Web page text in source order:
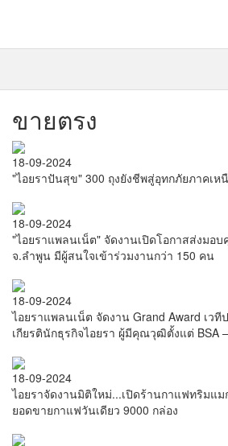
ขายตรง
18-09-2024
"ไอยราปันสุข" 300 ถุงยังชีพสู่อุทกภัยภาคเห
18-09-2024
"ไอยราแพลนเน็ต" จัดงานเปิดโอกาสส่งมอ
จ.ลำพูน มีผู้สนใจเข้าร่วมงานกว่า 150 คน
18-09-2024
ไอยราแพลนเน็ต จัดงาน Grand Award เว
เกียรตินักธุรกิจไอยรา ผู้มีคุณวุฒิตั้งแต่ BSA
18-09-2024
ไอยราจัดงานมิติใหม่...เปิดร้านกาแฟทริมแ
ยอดขายกาแฟวันเดียว 9000 กล่อง